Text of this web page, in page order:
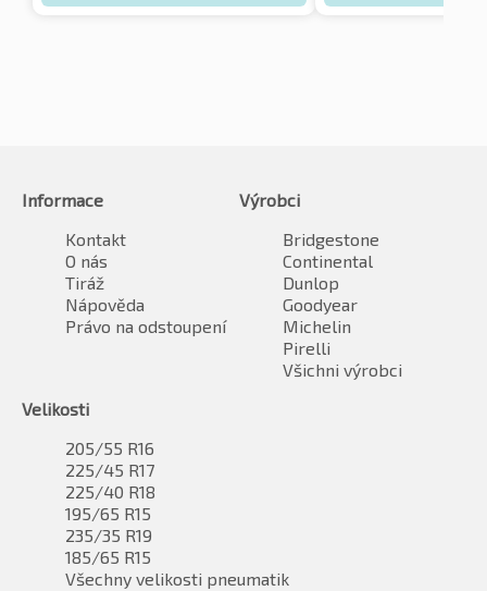
Informace
Kontakt
O nás
Tiráž
Nápověda
Právo na odstoupení
Výrobci
Bridgestone
Continental
Dunlop
Goodyear
Michelin
Pirelli
Všichni výrobci
Velikosti
205/55 R16
225/45 R17
225/40 R18
195/65 R15
235/35 R19
185/65 R15
Všechny velikosti pneumatik